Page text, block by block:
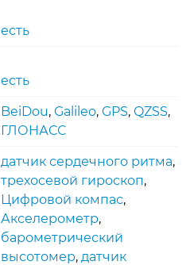
есть
есть
BeiDou, Galileo, GPS, QZSS,
ГЛОНАСС
датчик сердечного ритма,
трехосевoй гироскоп,
Цифровой компас,
Акселерометр,
барометрический
высотомер, датчик